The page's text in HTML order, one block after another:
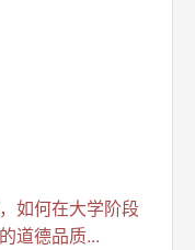
如何在大学阶段
道德品质...